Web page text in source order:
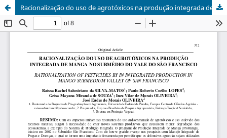
Racionalização do uso de agrotóxicos na produção integrada de manga no submédio do vale do São Francisco